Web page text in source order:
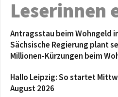
Leserinnen
Antragsstau beim Wohngeld
Sächsische Regierung plant
Millionen-Kürzungen beim
Hallo Leipzig: So startet
August 2026